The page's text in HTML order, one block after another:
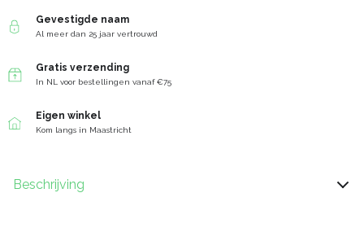
Gevestigde naam
Al meer dan 25 jaar vertrouwd
Gratis verzending
In NL voor bestellingen vanaf €75
Eigen winkel
Kom langs in Maastricht
Beschrijving